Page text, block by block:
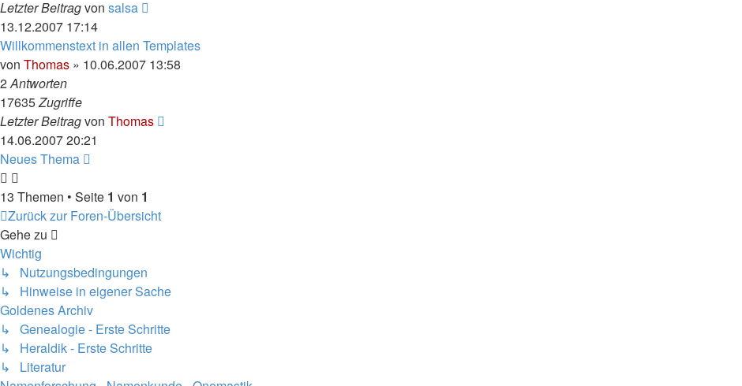
Letzter Beitragvon salsa
13.12.2007 17:14
Willkommenstext in allen Templates
von Thomas » 10.06.2007 13:58
2Antworten
17635Zugriffe
Letzter Beitragvon Thomas
14.06.2007 20:21
Neues Thema
13 Themen • Seite 1 von 1
Zurück zur Foren-Übersicht
Gehe zu
Wichtig
↳ Nutzungsbedingungen
↳ Hinweise in eigener Sache
Goldenes Archiv
↳ Genealogie - Erste Schritte
↳ Heraldik - Erste Schritte
↳ Literatur